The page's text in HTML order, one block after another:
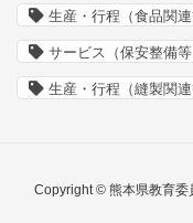
生産・行程（食品関連
サービス（保安整備等
生産・行程（縫製関連
Copyright © 熊本県教育